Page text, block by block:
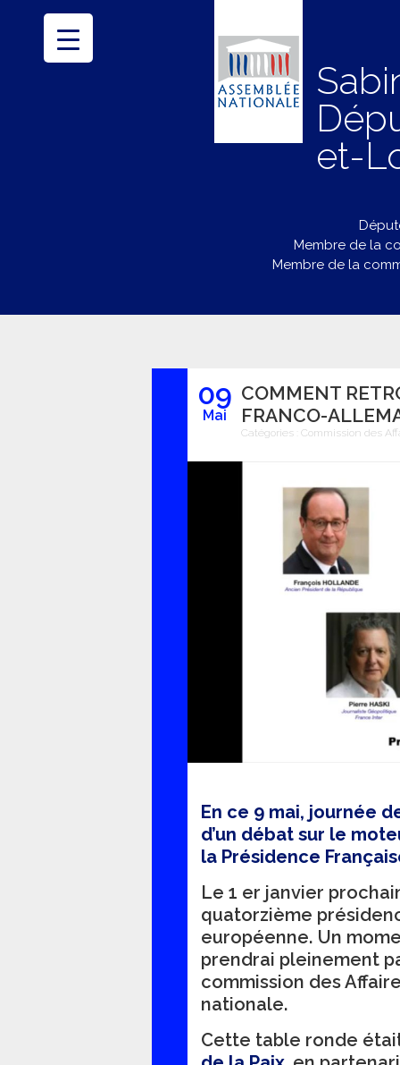
et-
Membre de la
Membre de la
09
Mai
COMMENT
FRANCO-
Catégories : Commission des
En ce 9 mai, journée
d’un débat sur le
la Présidence
Le 1 er janvier
quatorzième
européenne. Un
prendrai pleinement
commission des
nationale.
Cette table ronde